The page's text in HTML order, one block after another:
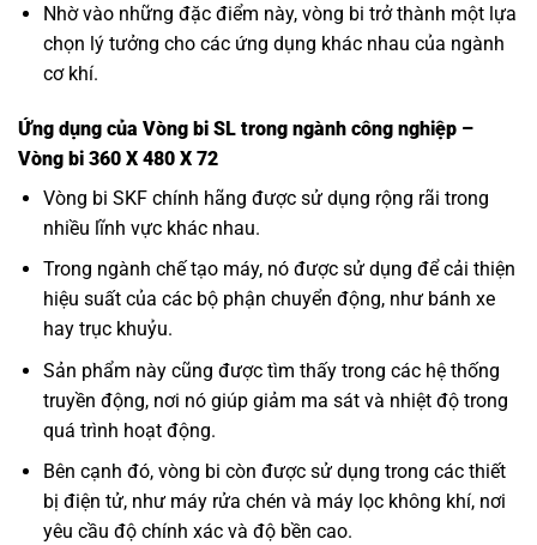
Nhờ vào những đặc điểm này, vòng bi trở thành một lựa
chọn lý tưởng cho các ứng dụng khác nhau của ngành
cơ khí.
Ứng dụng của Vòng bi SL trong ngành công nghiệp –
Vòng bi 360 X 480 X 72
Vòng bi SKFchính hãng được sử dụng rộng rãi trong
nhiều lĩnh vực khác nhau.
Trong ngành chế tạo máy, nó được sử dụng để cải thiện
hiệu suất của các bộ phận chuyển động, như bánh xe
hay trục khuỷu.
Sản phẩm này cũng được tìm thấy trong các hệ thống
truyền động, nơi nó giúp giảm ma sát và nhiệt độ trong
quá trình hoạt động.
Bên cạnh đó, vòng bi còn được sử dụng trong các thiết
bị điện tử, như máy rửa chén và máy lọc không khí, nơi
yêu cầu độ chính xác và độ bền cao.